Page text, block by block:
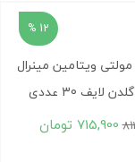
12 %
مولتی ویتامین مینرال
لایف 30 عددی
715,900 تومان